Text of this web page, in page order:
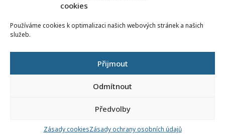
cookies
Používáme cookies k optimalizaci našich webových stránek a našich
služeb.
Přijmout
Odmítnout
Předvolby
Zásady cookiesZásady ochrany osobních údajů
GDPR
Národní pedagogický institut ČR
Senovážné náměstí 25
110 00 Praha 1
Všechna práva vyhrazena | 2026